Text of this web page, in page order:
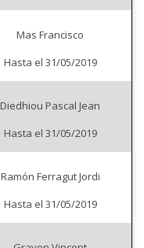
Mas Francisco
Hasta el 31/05/2019
Diedhiou Pascal Jean
Hasta el 31/05/2019
Ramón Ferragut Jordi
Hasta el 31/05/2019